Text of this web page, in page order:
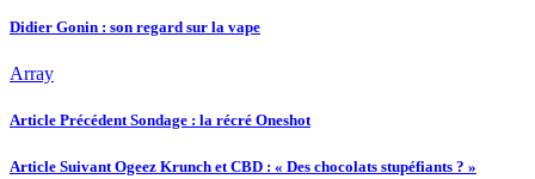
Didier Gonin : son regard sur la vape
Array
Article PrécédentSondage : la récré Oneshot
Article Suivant Ogeez Krunch et CBD : « Des chocolats stupéfiants ? »